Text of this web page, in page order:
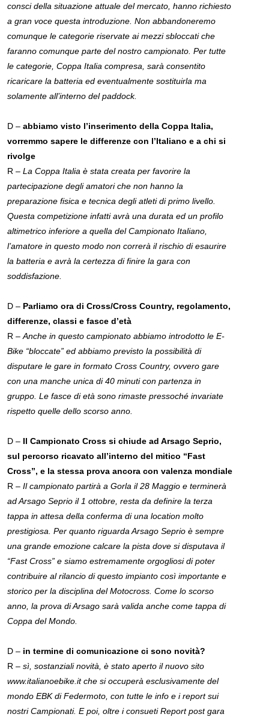
consci della situazione attuale del mercato, hanno richiesto
a gran voce questa introduzione. Non abbandoneremo
comunque le categorie riservate ai mezzi sbloccati che
faranno comunque parte del nostro campionato. Per tutte
le categorie, Coppa Italia compresa, sarà consentito
ricaricare la batteria ed eventualmente sostituirla ma
solamente all’interno del paddock.
D –abbiamo visto l’inserimento della Coppa Italia,
vorremmo sapere le differenze con l’Italiano e a chi si
rivolge
R –La Coppa Italia è stata creata per favorire la
partecipazione degli amatori che non hanno la
preparazione fisica e tecnica degli atleti di primo livello.
Questa competizione infatti avrà una durata ed un profilo
altimetrico inferiore a quella del Campionato Italiano,
l’amatore in questo modo non correrà il rischio di esaurire
la batteria e avrà la certezza di finire la gara con
soddisfazione.
D – Parliamo ora di Cross/Cross Country, regolamento,
differenze, classi e fasce d’età
R –Anche in questo campionato abbiamo introdotto le E-
Bike “bloccate” ed abbiamo previsto la possibilità di
disputare le gare in formato Cross Country, ovvero gare
con una manche unica di 40 minuti con partenza in
gruppo. Le fasce di età sono rimaste pressoché invariate
rispetto quelle dello scorso anno.
D – Il Campionato Cross si chiude ad Arsago Seprio,
sul percorso ricavato all’interno del mitico “Fast
Cross”, e la stessa prova ancora con valenza mondiale
R – Il campionato partirà a Gorla il 28 Maggio e terminerà
ad Arsago Seprio il 1 ottobre, resta da definire la terza
tappa in attesa della conferma di una location molto
prestigiosa. Per quanto riguarda Arsago Seprio è sempre
una grande emozione calcare la pista dove si disputava il
“Fast Cross” e siamo estremamente orgogliosi di poter
contribuire al rilancio di questo impianto così importante e
storico per la disciplina del Motocross. Come lo scorso
anno, la prova di Arsago sarà valida anche come tappa di
Coppa del Mondo.
D – in termine di comunicazione ci sono novità?
R –sì, sostanziali novità, è stato aperto il nuovo sito
www.italianoebike.it che si occuperà esclusivamente del
mondo EBK di Federmoto, con tutte le info e i report sui
nostri Campionati. E poi, oltre i consueti Report post gara